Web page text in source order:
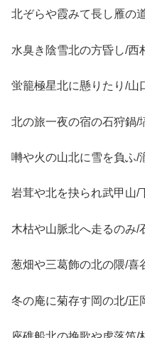
北ぞらや霞みて長し雁の
水臭き陰雪北の方昏し/西
蛍籠極星北に懸りたり/山
北の旅一夜の宿の石狩鍋/
囀や火の山北に雪を負ふ/
岩茸や北を抉られ武甲山/
木枯や山脈北へ走るのみ/
葱畑や三葛飾の北の隈/喜
冬の庵に菊存す岡の北/正